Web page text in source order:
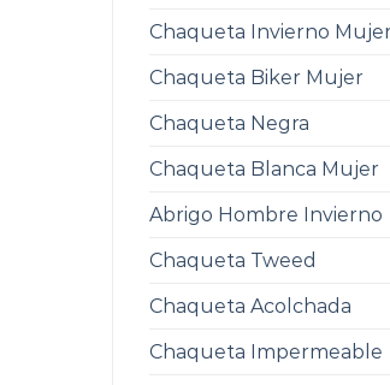
Chaqueta Invierno
Chaqueta Biker Mujer
Chaqueta Negra
Chaqueta Blanca Mujer
Abrigo Hombre Invierno
Chaqueta Tweed
Chaqueta Acolchada
Chaqueta Impermeable